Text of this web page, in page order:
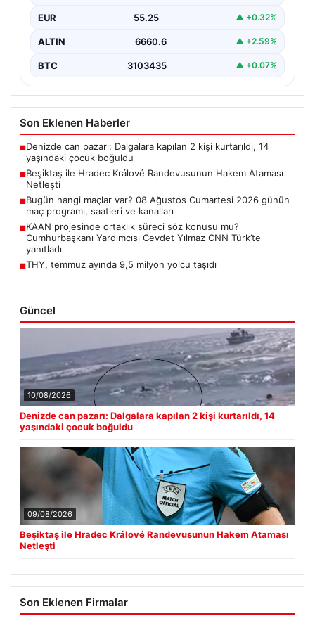
EUR 55.25 ▲ +0.32%
ALTIN 6660.6 ▲ +2.59%
BTC 3103435 ▲ +0.07%
Son Eklenen Haberler
■Denizde can pazarı: Dalgalara kapılan 2 kişi kurtarıldı, 14
yaşındaki çocuk boğuldu
■Beşiktaş ile Hradec Králové Randevusunun Hakem Ataması
Netleşti
■Bugün hangi maçlar var? 08 Ağustos Cumartesi 2026 günün
maç programı, saatleri ve kanalları
■KAAN projesinde ortaklık süreci söz konusu mu?
Cumhurbaşkanı Yardımcısı Cevdet Yılmaz CNN Türk’te
yanıtladı
■THY, temmuz ayında 9,5 milyon yolcu taşıdı
Güncel
10/08/2026
Denizde can pazarı: Dalgalara kapılan 2 kişi kurtarıldı, 14
yaşındaki çocuk boğuldu
09/08/2026
Beşiktaş ile Hradec Králové Randevusunun Hakem Ataması
Netleşti
Son Eklenen Firmalar